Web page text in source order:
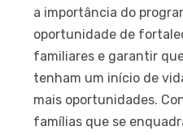
a importância do
oportunidade de
familiares e garantir
tenham um início de
mais oportunidades.
famílias que se